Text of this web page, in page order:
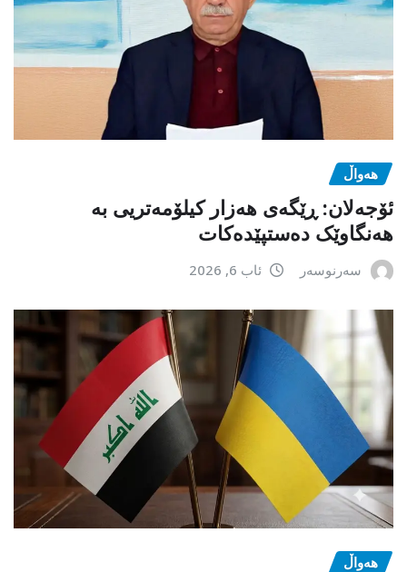
هەواڵ
ئۆجەلان: ڕێگەی هەزار کیلۆمەتریی بە
هەنگاوێک دەستپێدەکات
سەرنوسەر ئاب 6, 2026
هەواڵ